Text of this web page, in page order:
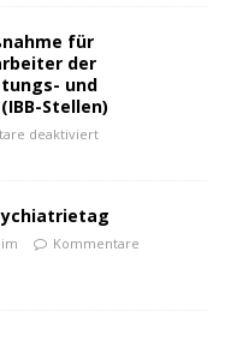
für
der
und
Stellen)
deaktiviert
Kommentare